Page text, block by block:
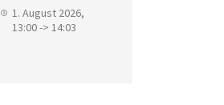
1. August 2026,
13:00 -> 14:03